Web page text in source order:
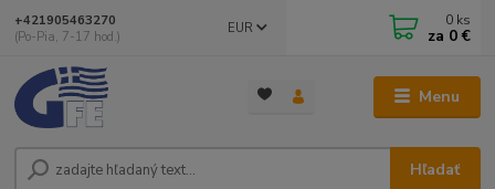
Menu
EUR
Hľadať
+421905463270
(Po-Pia, 7-17 hod.)
0 ks
za 0 €